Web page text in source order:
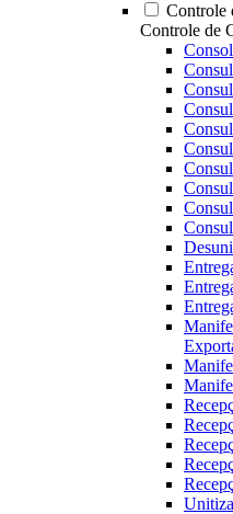
Controle
Controle de